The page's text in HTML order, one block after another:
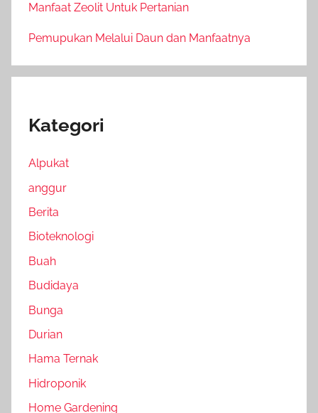
Manfaat Zeolit Untuk Pertanian
Pemupukan Melalui Daun dan Manfaatnya
Kategori
Alpukat
anggur
Berita
Bioteknologi
Buah
Budidaya
Bunga
Durian
Hama Ternak
Hidroponik
Home Gardening